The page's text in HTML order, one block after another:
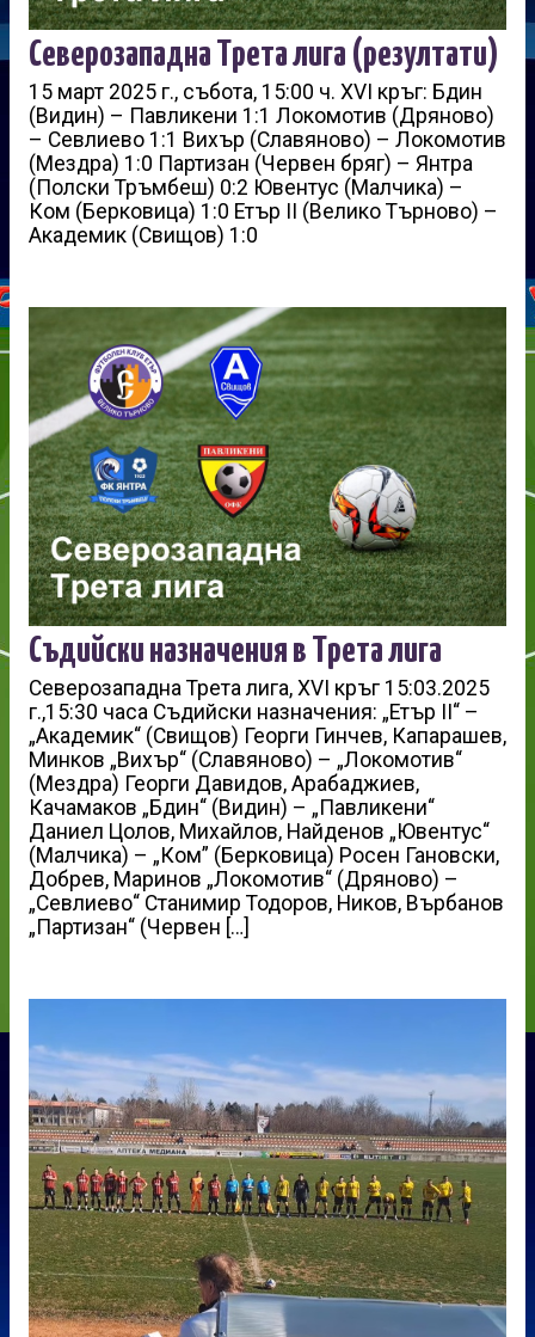
Северозападна Трета лига (резултати)
15 март 2025 г., събота, 15:00 ч. XVI кръг: Бдин
(Видин) – Павликени 1:1 Локомотив (Дряново)
– Севлиево 1:1 Вихър (Славяново) – Локомотив
(Мездра) 1:0 Партизан (Червен бряг) – Янтра
(Полски Тръмбеш) 0:2 Ювентус (Малчика) –
Ком (Берковица) 1:0 Етър II (Велико Търново) –
Академик (Свищов) 1:0
Съдийски назначения в Трета лига
Северозападна Трета лига, XVI кръг 15:03.2025
г.,15:30 часа Съдийски назначения: „Етър II“ –
„Академик“ (Свищов) Георги Гинчев, Капарашев,
Минков „Вихър“ (Славяново) – „Локомотив“
(Мездра) Георги Давидов, Арабаджиев,
Качамаков „Бдин“ (Видин) – „Павликени“
Даниел Цолов, Михайлов, Найденов „Ювентус“
(Малчика) – „Ком” (Берковица) Росен Гановски,
Добрев, Маринов „Локомотив“ (Дряново) –
„Севлиево“ Станимир Тодоров, Ников, Върбанов
„Партизан“ (Червен […]